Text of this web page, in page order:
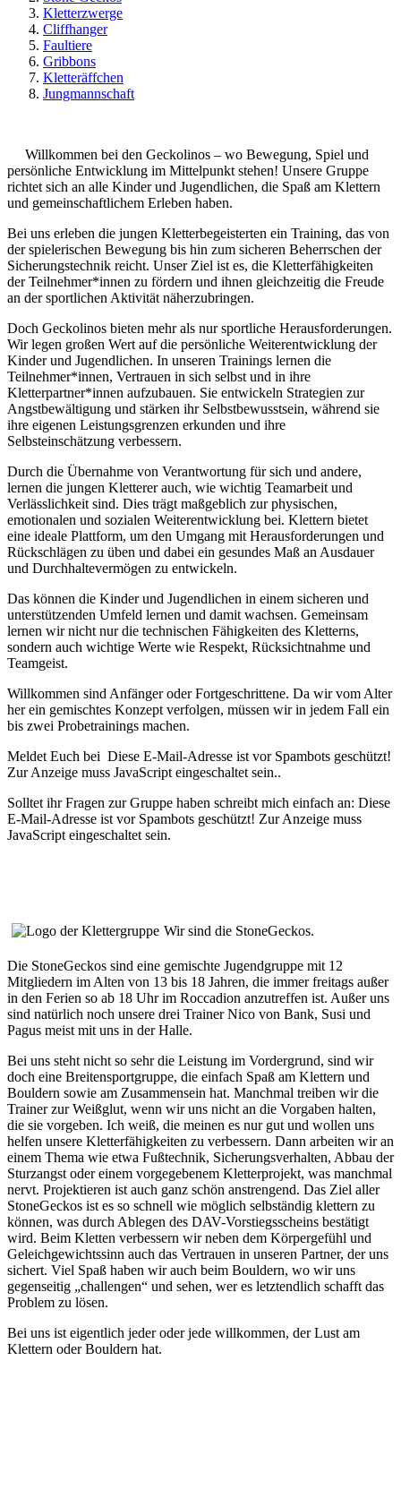
Kletterzwerge
Cliffhanger
Faultiere
Gribbons
Kletteräffchen
Jungmannschaft
Willkommen bei den Geckolinos – wo Bewegung, Spiel und
persönliche Entwicklung im Mittelpunkt stehen! Unsere Gruppe
richtet sich an alle Kinder und Jugendlichen, die Spaß am Klettern
und gemeinschaftlichem Erleben haben.
Bei uns erleben die jungen Kletterbegeisterten ein Training, das von
der spielerischen Bewegung bis hin zum sicheren Beherrschen der
Sicherungstechnik reicht. Unser Ziel ist es, die Kletterfähigkeiten
der Teilnehmer*innen zu fördern und ihnen gleichzeitig die Freude
an der sportlichen Aktivität näherzubringen.
Doch Geckolinos bieten mehr als nur sportliche Herausforderungen.
Wir legen großen Wert auf die persönliche Weiterentwicklung der
Kinder und Jugendlichen. In unseren Trainings lernen die
Teilnehmer*innen, Vertrauen in sich selbst und in ihre
Kletterpartner*innen aufzubauen. Sie entwickeln Strategien zur
Angstbewältigung und stärken ihr Selbstbewusstsein, während sie
ihre eigenen Leistungsgrenzen erkunden und ihre
Selbsteinschätzung verbessern.
Durch die Übernahme von Verantwortung für sich und andere,
lernen die jungen Kletterer auch, wie wichtig Teamarbeit und
Verlässlichkeit sind. Dies trägt maßgeblich zur physischen,
emotionalen und sozialen Weiterentwicklung bei. Klettern bietet
eine ideale Plattform, um den Umgang mit Herausforderungen und
Rückschlägen zu üben und dabei ein gesundes Maß an Ausdauer
und Durchhaltevermögen zu entwickeln.
Das können die Kinder und Jugendlichen in einem sicheren und
unterstützenden Umfeld lernen und damit wachsen. Gemeinsam
lernen wir nicht nur die technischen Fähigkeiten des Kletterns,
sondern auch wichtige Werte wie Respekt, Rücksichtnahme und
Teamgeist.
Willkommen sind Anfänger oder Fortgeschrittene. Da wir vom Alter
her ein gemischtes Konzept verfolgen, müssen wir in jedem Fall ein
bis zwei Probetrainings machen.
Meldet Euch bei Diese E-Mail-Adresse ist vor Spambots geschützt!
Zur Anzeige muss JavaScript eingeschaltet sein..
Solltet ihr Fragen zur Gruppe haben schreibt mich einfach an: Diese
E-Mail-Adresse ist vor Spambots geschützt! Zur Anzeige muss
JavaScript eingeschaltet sein.
Wir sind die StoneGeckos.
Die StoneGeckos sind eine gemischte Jugendgruppe mit 12
Mitgliedern im Alten von 13 bis 18 Jahren, die immer freitags außer
in den Ferien so ab 18 Uhr im Roccadion anzutreffen ist. Außer uns
sind natürlich noch unsere drei Trainer Nico von Bank, Susi und
Pagus meist mit uns in der Halle.
Bei uns steht nicht so sehr die Leistung im Vordergrund, sind wir
doch eine Breitensportgruppe, die einfach Spaß am Klettern und
Bouldern sowie am Zusammensein hat. Manchmal treiben wir die
Trainer zur Weißglut, wenn wir uns nicht an die Vorgaben halten,
die sie vorgeben. Ich weiß, die meinen es nur gut und wollen uns
helfen unsere Kletterfähigkeiten zu verbessern. Dann arbeiten wir an
einem Thema wie etwa Fußtechnik, Sicherungsverhalten, Abbau der
Sturzangst oder einem vorgegebenem Kletterprojekt, was manchmal
nervt. Projektieren ist auch ganz schön anstrengend. Das Ziel aller
StoneGeckos ist es so schnell wie möglich selbständig klettern zu
können, was durch Ablegen des DAV-Vorstiegsscheins bestätigt
wird. Beim Kletten verbessern wir neben dem Körpergefühl und
Geleichgewichtssinn auch das Vertrauen in unseren Partner, der uns
sichert. Viel Spaß haben wir auch beim Bouldern, wo wir uns
gegenseitig „challengen“ und sehen, wer es letztendlich schafft das
Problem zu lösen.
Bei uns ist eigentlich jeder oder jede willkommen, der Lust am
Klettern oder Bouldern hat.